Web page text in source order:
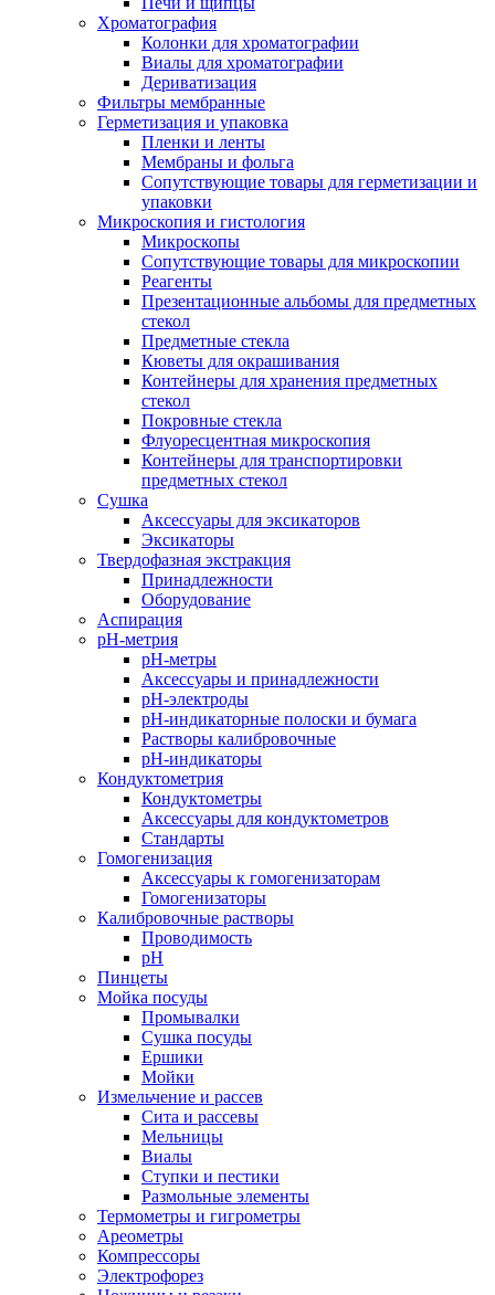
Хроматография
Колонки для хроматографии
Виалы для хроматографии
Дериватизация
Фильтры мембранные
Герметизация и упаковка
Пленки и ленты
Мембраны и фольга
Сопутствующие товары для герметизации и
упаковки
Микроскопия и гистология
Микроскопы
Сопутствующие товары для микроскопии
Реагенты
Презентационные альбомы для предметных
стекол
Предметные стекла
Кюветы для окрашивания
Контейнеры для хранения предметных
стекол
Покровные стекла
Флуоресцентная микроскопия
Контейнеры для транспортировки
предметных стекол
Сушка
Аксессуары для эксикаторов
Эксикаторы
Твердофазная экстракция
Принадлежности
Оборудование
Аспирация
pH-метрия
pH-метры
Аксессуары и принадлежности
pH-электроды
pH-индикаторные полоски и бумага
Растворы калибровочные
pH-индикаторы
Кондуктометрия
Кондуктометры
Аксессуары для кондуктометров
Стандарты
Гомогенизация
Аксессуары к гомогенизаторам
Гомогенизаторы
Калибровочные растворы
Проводимость
pH
Пинцеты
Мойка посуды
Промывалки
Сушка посуды
Ершики
Мойки
Измельчение и рассев
Сита и рассевы
Мельницы
Виалы
Ступки и пестики
Размольные элементы
Термометры и гигрометры
Ареометры
Компрессоры
Электрофорез